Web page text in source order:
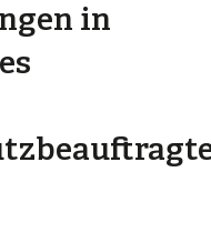
in